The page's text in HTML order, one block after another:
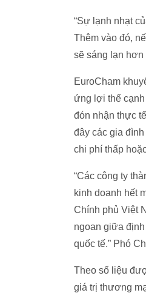
“Sự lạnh nhạt
Thêm vào đó,
sẽ sáng lạn
EuroCham
ứng lợi thế
đón nhận thực
đây các gia
chi phí thấp
“Các công ty
kinh doanh hết
Chính phủ Việt
ngoan giữa
quốc tế.” Phó
Theo số liệu
giá trị thương